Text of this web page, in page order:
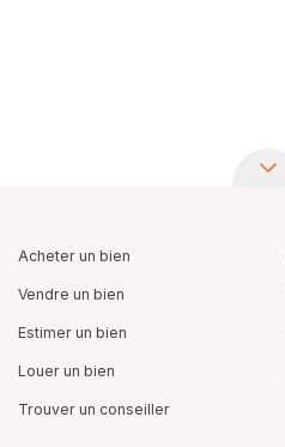
Acheter un bien
Vendre un bien
Estimer un bien
Louer un bien
Trouver un conseiller